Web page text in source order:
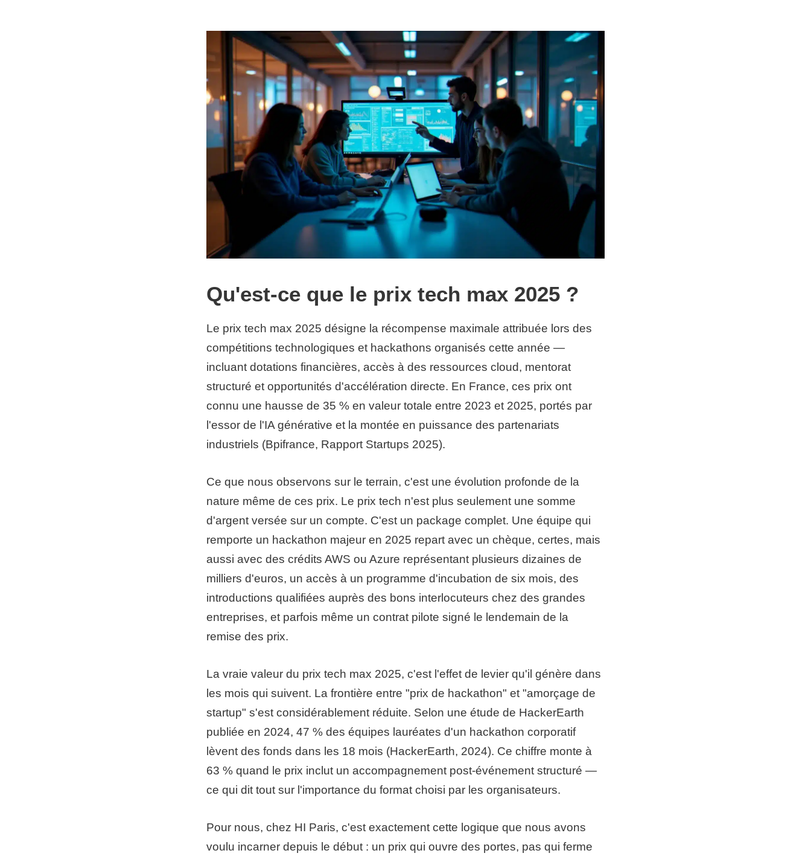
Qu'est-ce que le prix tech max 2025 ?
Le prix tech max 2025 désigne la récompense maximale attribuée lors des
compétitions technologiques et hackathons organisés cette année —
incluant dotations financières, accès à des ressources cloud, mentorat
structuré et opportunités d'accélération directe. En France, ces prix ont
connu une hausse de 35 % en valeur totale entre 2023 et 2025, portés par
l'essor de l'IA générative et la montée en puissance des partenariats
industriels (Bpifrance, Rapport Startups 2025).
Ce que nous observons sur le terrain, c'est une évolution profonde de la
nature même de ces prix. Le prix tech n'est plus seulement une somme
d'argent versée sur un compte. C'est un package complet. Une équipe qui
remporte un hackathon majeur en 2025 repart avec un chèque, certes, mais
aussi avec des crédits AWS ou Azure représentant plusieurs dizaines de
milliers d'euros, un accès à un programme d'incubation de six mois, des
introductions qualifiées auprès des bons interlocuteurs chez des grandes
entreprises, et parfois même un contrat pilote signé le lendemain de la
remise des prix.
La vraie valeur du prix tech max 2025, c'est l'effet de levier qu'il génère dans
les mois qui suivent. La frontière entre "prix de hackathon" et "amorçage de
startup" s'est considérablement réduite. Selon une étude de HackerEarth
publiée en 2024, 47 % des équipes lauréates d'un hackathon corporatif
lèvent des fonds dans les 18 mois (HackerEarth, 2024). Ce chiffre monte à
63 % quand le prix inclut un accompagnement post-événement structuré —
ce qui dit tout sur l'importance du format choisi par les organisateurs.
Pour nous, chez HI Paris, c'est exactement cette logique que nous avons
voulu incarner depuis le début : un prix qui ouvre des portes, pas qui ferme